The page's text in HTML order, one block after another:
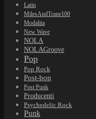
Latin
MilesAndTrane100
Modalita
New Wave
NOLA
NOLAGroove
Pop
Pop Rock
Post-bop
Post Punk
Producenti
Psychedelic Rock
Punk